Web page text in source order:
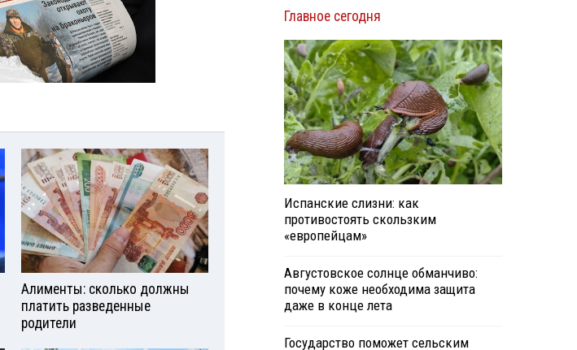
Алименты: сколько должны
платить разведенные
родители
Главное сегодня
Испанские слизни: как
противостоять скользким
«европейцам»
Августовское солнце обманчиво:
почему коже необходима защита
даже в конце лета
Государство поможет сельским